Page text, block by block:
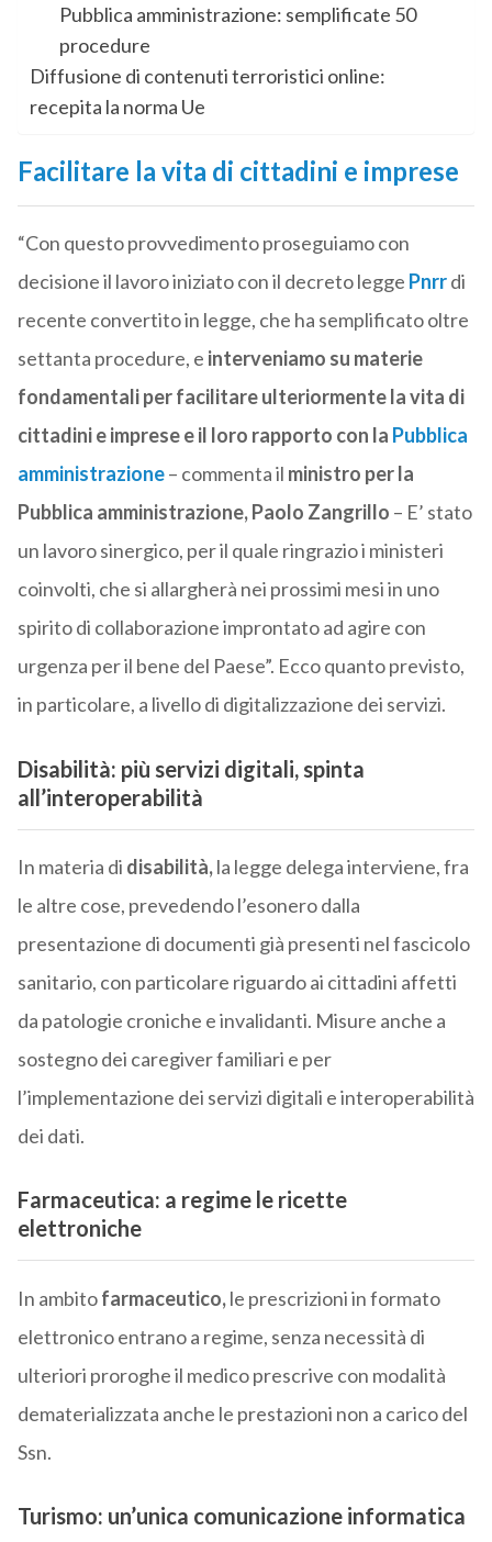
Pubblica amministrazione: semplificate 50
procedure
Diffusione di contenuti terroristici online:
recepita la norma Ue
Facilitare la vita di cittadini e imprese
“Con questo provvedimento proseguiamo con
decisione il lavoro iniziato con il decreto legge Pnrrdi
recente convertito in legge, che ha semplificato oltre
settanta procedure, e interveniamo su materie
fondamentali per facilitare ulteriormente la vita di
cittadini e imprese e il loro rapporto con la Pubblica
amministrazione– commenta il ministro per la
Pubblica amministrazione, Paolo Zangrillo – E’ stato
un lavoro sinergico, per il quale ringrazio i ministeri
coinvolti, che si allargherà nei prossimi mesi in uno
spirito di collaborazione improntato ad agire con
urgenza per il bene del Paese”. Ecco quanto previsto,
in particolare, a livello di digitalizzazione dei servizi.
Disabilità: più servizi digitali, spinta
all’interoperabilità
In materia di disabilità,la legge delega interviene, fra
le altre cose, prevedendo l’esonero dalla
presentazione di documenti già presenti nel fascicolo
sanitario, con particolare riguardo ai cittadini affetti
da patologie croniche e invalidanti. Misure anche a
sostegno dei caregiver familiari e per
l’implementazione dei servizi digitali e interoperabilità
dei dati.
Farmaceutica: a regime le ricette
elettroniche
In ambitofarmaceutico,le prescrizioni in formato
elettronico entrano a regime, senza necessità di
ulteriori proroghe il medico prescrive con modalità
dematerializzata anche le prestazioni non a carico del
Ssn.
Turismo: un’unica comunicazione informatica